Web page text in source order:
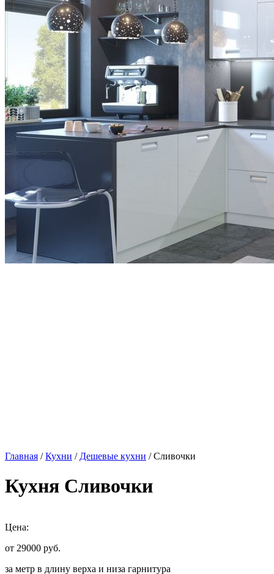
Главная /Кухни / Дешевые кухни / Сливочки
Кухня Сливочки
Цена:
от 29000 руб.
за метр в длину верха и низа гарнитура